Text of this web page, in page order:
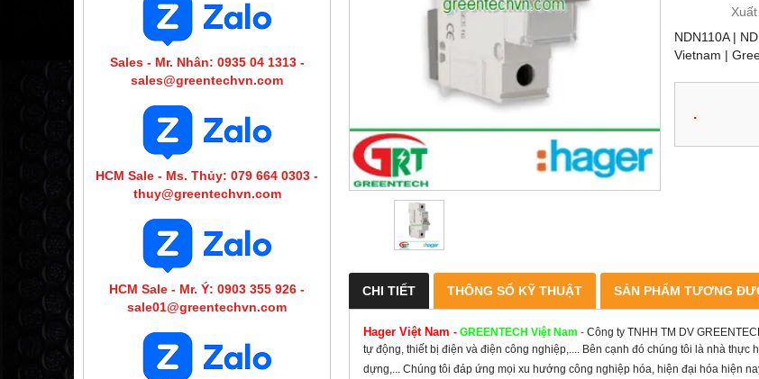
Sales - Mr. Nhân: 0935 04 1313 -
sales@greentechvn.com
HCM Sale - Ms. Thủy: 079 664 0303 -
thuy@greentechvn.com
HCM Sale - Mr. Ý: 0903 355 926 -
sale01@greentechvn.com
NDN110A |
Vietnam |
CHI TIẾT THÔNG SỐ KỸ THUẬT SẢN PHẨM TƯƠNG
Hager Việt Nam - GREENTECH Việt Nam - Công ty TNHH TM DV
tự động, thiết bị điện và điện công nghiệp,.... Bên cạnh đó chúng tôi là nhà
dựng,... Chúng tôi đáp ứng mọi xu hướng công nghiệp hóa, hiện đại hóa hiện